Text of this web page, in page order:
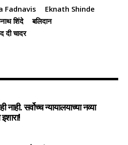
Fadnavis
Eknath Shinde
शिंदे
बलिदान
दी चादर
सर्वोच्च न्यायालयाच्या नव्या